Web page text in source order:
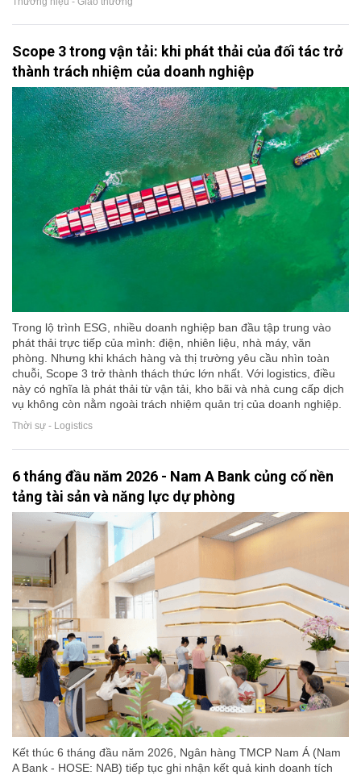
Scope 3 trong vận tải: khi phát thải của đối tác trở
thành trách nhiệm của doanh nghiệp
Trong lộ trình ESG, nhiều doanh nghiệp ban đầu tập trung vào
phát thải trực tiếp của mình: điện, nhiên liệu, nhà máy, văn
phòng. Nhưng khi khách hàng và thị trường yêu cầu nhìn toàn
chuỗi, Scope 3 trở thành thách thức lớn nhất. Với logistics, điều
này có nghĩa là phát thải từ vận tải, kho bãi và nhà cung cấp dịch
vụ không còn nằm ngoài trách nhiệm quản trị của doanh nghiệp.
Thời sự - Logistics
6 tháng đầu năm 2026 - Nam A Bank củng cố nền
tảng tài sản và năng lực dự phòng
Kết thúc 6 tháng đầu năm 2026, Ngân hàng TMCP Nam Á (Nam
A Bank - HOSE: NAB) tiếp tục ghi nhận kết quả kinh doanh tích